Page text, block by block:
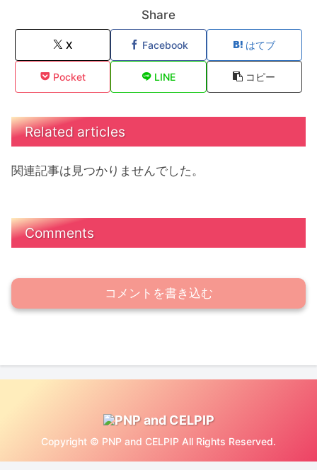
Share
X Facebook はてブ
Pocket LINE コピー
Related articles
関連記事は見つかりませんでした。
Comments
コメントを書き込む
Copyright © PNP and CELPIP All Rights Reserved.